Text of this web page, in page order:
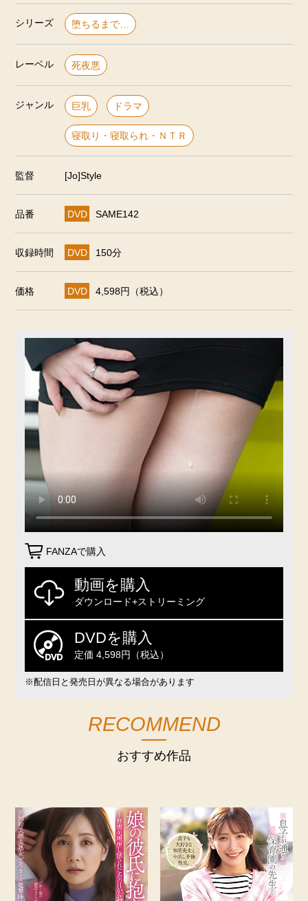
シリーズ 堕ちるまで…
レーベル 死夜悪
ジャンル 巨乳 ドラマ
寝取り・寝取られ・ＮＴＲ
監督 [Jo]Style
品番 DVD SAME142
収録時間 DVD 150分
価格 DVD 4,598円（税込）
FANZAで購入
動画を購入
ダウンロード+ストリーミング
DVDを購入
定価 4,598円（税込）
※配信日と発売日が異なる場合があります
RECOMMEND
おすすめ作品